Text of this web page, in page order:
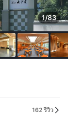
1/83
162 รีวิว